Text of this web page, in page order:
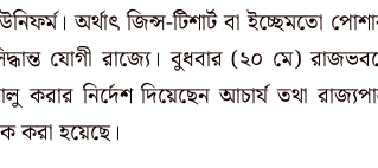
অর্থাৎ জিন্স-টিশার্ট বা ইচ্ছেমতো
যোগী রাজ্যে। বুধবার (২০ মে)
করার নির্দেশ দিয়েছেন আচার্য তথা
করা হয়েছে।